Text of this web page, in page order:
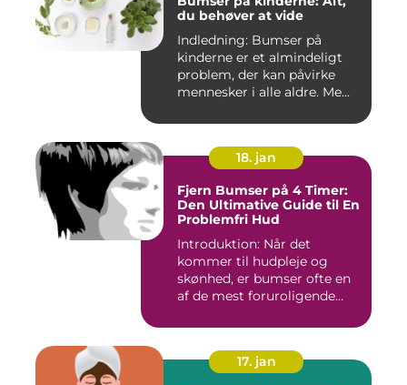
du behøver at vide
Indledning: Bumser på
kinderne er et almindeligt
problem, der kan påvirke
mennesker i alle aldre. Me...
18. jan
Fjern Bumser på 4 Timer:
Den Ultimative Guide til En
Problemfri Hud
Introduktion: Når det
kommer til hudpleje og
skønhed, er bumser ofte en
af de mest foruroligende
17. jan